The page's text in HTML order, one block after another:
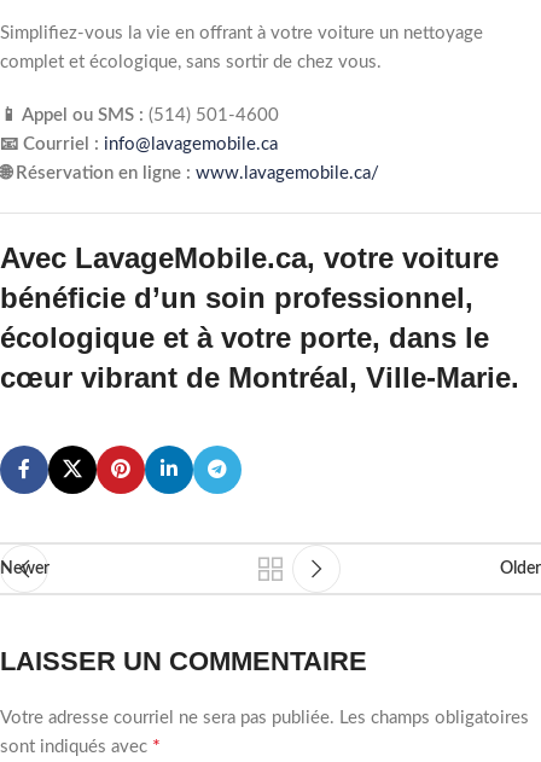
Simplifiez-vous la vie en offrant à votre voiture un nettoyage
complet et écologique, sans sortir de chez vous.
📱 Appel ou SMS : (514) 501‑4600
📧 Courriel : info@lavagemobile.ca
🌐 Réservation en ligne : www.lavagemobile.ca/
Avec LavageMobile.ca, votre voiture
bénéficie d’un soin professionnel,
écologique et à votre porte, dans le
cœur vibrant de Montréal, Ville-Marie.
Newer Older
LAISSER UN COMMENTAIRE
Votre adresse courriel ne sera pas publiée. Les champs obligatoires
sont indiqués avec *